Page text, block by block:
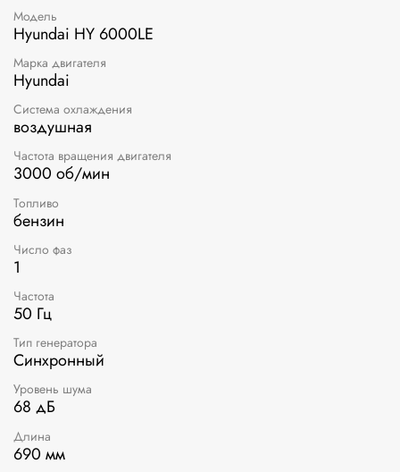
Модель
Hyundai HY 6000LE
Марка двигателя
Hyundai
Система охлаждения
воздушная
Частота вращения двигателя
3000 об/мин
Топливо
бензин
Число фаз
1
Частота
50 Гц
Тип генератора
Синхронный
Уровень шума
68 дБ
Длина
690 мм